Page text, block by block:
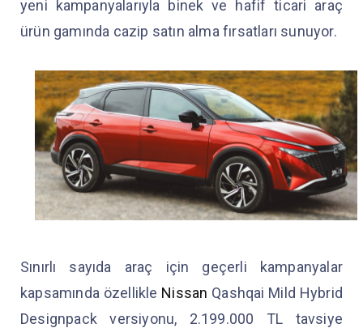
yeni kampanyalarıyla binek ve hafif ticari araç
ürün gamında cazip satın alma fırsatları sunuyor.
Sınırlı sayıda araç için geçerli kampanyalar
kapsamında özellikle Nissan Qashqai Mild Hybrid
Designpack versiyonu, 2.199.000 TL tavsiye